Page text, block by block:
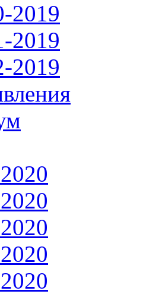
2019
2019
2019